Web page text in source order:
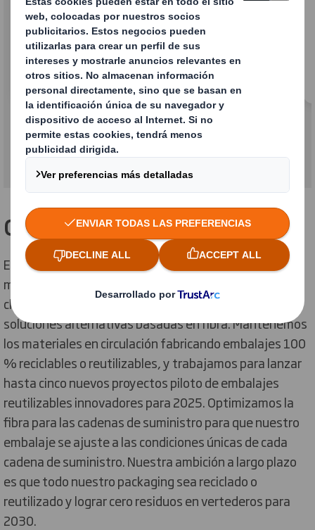
Circularidad
Circularidad
Estamos eliminando residuos y contaminación
mediante el Diseño Circular y ayudando a nuestros
clientes a reemplazar, reducir o evitar el plástico con
soluciones alternativas basadas en fibra. Mantenemos
los materiales en circulación fabricando embalajes 100
% reciclables o reutilizables, y trabajamos para lanzar
hasta cinco nuevos proyectos piloto de embalajes
reutilizables innovadores para 2025. Optimizamos la
fibra para las cadenas de suministro para que nuestro
embalaje se ajuste a las condiciones únicas de cada
cadena de suministro. Nuestra ambición a largo plazo
es que todo nuestro packaging sea reciclado o
reutilizado y lograr cero residuos en vertederos para
2030.